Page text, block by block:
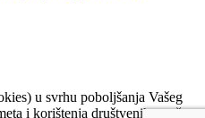
u svrhu poboljšanja Vašeg
i korištenja društvenih mreža.